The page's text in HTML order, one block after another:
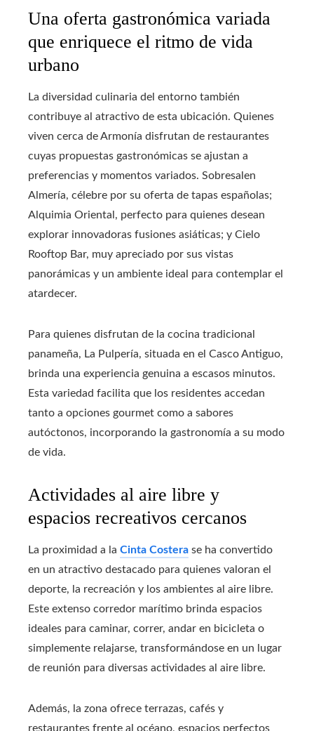
Una oferta gastronómica variada
que enriquece el ritmo de vida
urbano
La diversidad culinaria del entorno también
contribuye al atractivo de esta ubicación. Quienes
viven cerca de Armonía disfrutan de restaurantes
cuyas propuestas gastronómicas se ajustan a
preferencias y momentos variados. Sobresalen
Almería, célebre por su oferta de tapas españolas;
Alquimia Oriental, perfecto para quienes desean
explorar innovadoras fusiones asiáticas; y Cielo
Rooftop Bar, muy apreciado por sus vistas
panorámicas y un ambiente ideal para contemplar el
atardecer.
Para quienes disfrutan de la cocina tradicional
panameña, La Pulpería, situada en el Casco Antiguo,
brinda una experiencia genuina a escasos minutos.
Esta variedad facilita que los residentes accedan
tanto a opciones gourmet como a sabores
autóctonos, incorporando la gastronomía a su modo
de vida.
Actividades al aire libre y
espacios recreativos cercanos
La proximidad a la Cinta Costera se ha convertido
en un atractivo destacado para quienes valoran el
deporte, la recreación y los ambientes al aire libre.
Este extenso corredor marítimo brinda espacios
ideales para caminar, correr, andar en bicicleta o
simplemente relajarse, transformándose en un lugar
de reunión para diversas actividades al aire libre.
Además, la zona ofrece terrazas, cafés y
restaurantes frente al océano, espacios perfectos